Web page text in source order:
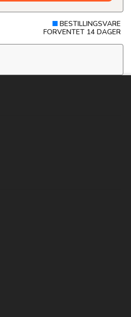
BESTILLINGSVARE
FORVENTET 14 DAGER